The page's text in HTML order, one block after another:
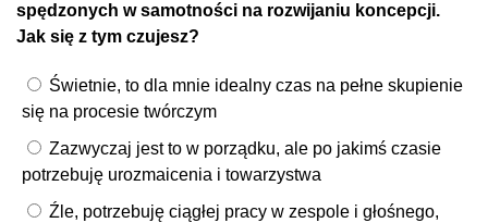
spędzonych w samotności na rozwijaniu koncepcji.
Jak się z tym czujesz?
Świetnie, to dla mnie idealny czas na pełne skupienie
się na procesie twórczym
Zazwyczaj jest to w porządku, ale po jakimś czasie
potrzebuję urozmaicenia i towarzystwa
Źle, potrzebuję ciągłej pracy w zespole i głośnego,